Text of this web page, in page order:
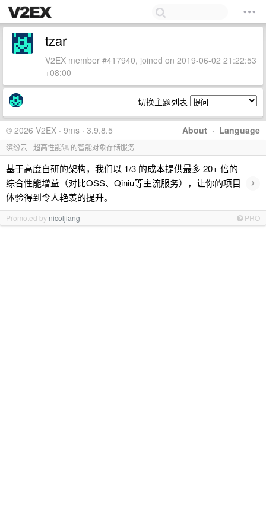
tzar
V2EX member #417940, joined on 2019-06-02 21:22:53
+08:00
切换主题列表
About · Language
© 2026 V2EX · 9ms · 3.9.8.5
缤纷云 - 超高性能🚀 的智能对象存储服务
基于高度自研的架构，我们以 1/3 的成本提供最多 20+ 倍的
综合性能增益（对比OSS、Qiniu等主流服务），让你的项目
体验得到令人艳羡的提升。
›
Promoted by nicoljiang PRO